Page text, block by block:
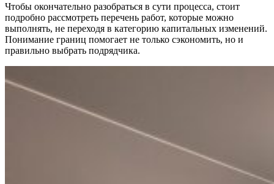
Чтобы окончательно разобраться в сути процесса, стоит
подробно рассмотреть перечень работ, которые можно
выполнять, не переходя в категорию капитальных изменений.
Понимание границ помогает не только сэкономить, но и
правильно выбрать подрядчика.